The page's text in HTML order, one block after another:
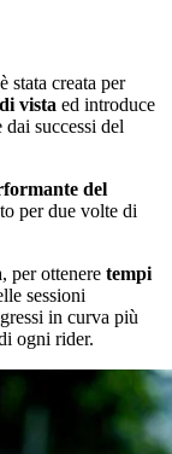
stata creata per
vista ed introduce
dai successi del
del
per due volte di
per ottenere tempi
sessioni
in curva più
ogni rider.